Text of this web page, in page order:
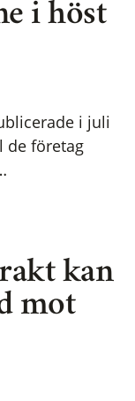
i höst
i juli
de företag
kan
mot